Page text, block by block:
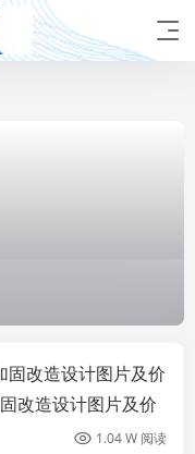
固改造设计图片及价
改造设计图片及价
1.04 W 阅读